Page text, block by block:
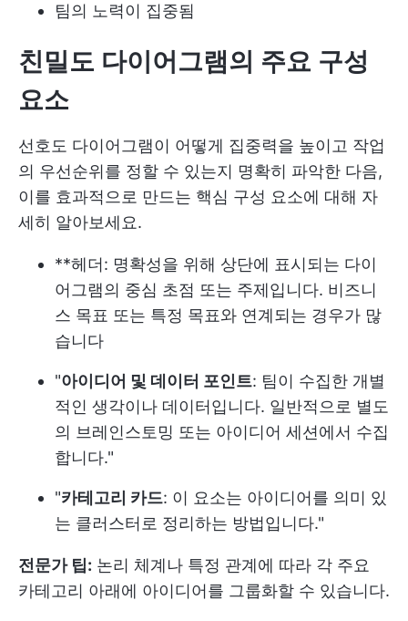
팀의 노력이 집중됨
친밀도 다이어그램의 주요 구성
요소
선호도 다이어그램이 어떻게 집중력을 높이고 작업
의 우선순위를 정할 수 있는지 명확히 파악한 다음,
이를 효과적으로 만드는 핵심 구성 요소에 대해 자
세히 알아보세요.
**헤더: 명확성을 위해 상단에 표시되는 다이
어그램의 중심 초점 또는 주제입니다. 비즈니
스 목표 또는 특정 목표와 연계되는 경우가 많
습니다
"아이디어 및 데이터 포인트: 팀이 수집한 개별
적인 생각이나 데이터입니다. 일반적으로 별도
의 브레인스토밍 또는 아이디어 세션에서 수집
합니다."
"카테고리 카드: 이 요소는 아이디어를 의미 있
는 클러스터로 정리하는 방법입니다."
전문가 팁: 논리 체계나 특정 관계에 따라 각 주요
카테고리 아래에 아이디어를 그룹화할 수 있습니다.